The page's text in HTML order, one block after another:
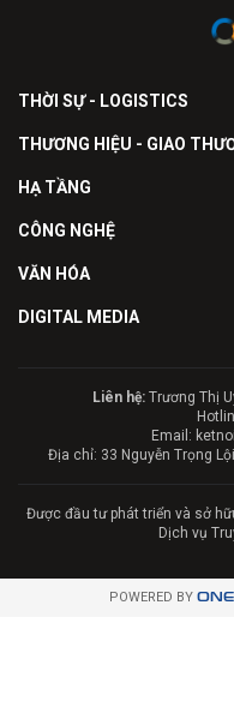
THỜI SỰ - LOGISTICS
THƯƠNG HIỆU - GIAO
HẠ TẦNG
CÔNG NGHỆ
VĂN HÓA
DIGITAL MEDIA
Liên hệ:Trương Thị
Email:
Địa chỉ: 33 Nguyễn Trọng
Được đầu tư phát triển và sở
Dịch vụ
POWERED BY ONE